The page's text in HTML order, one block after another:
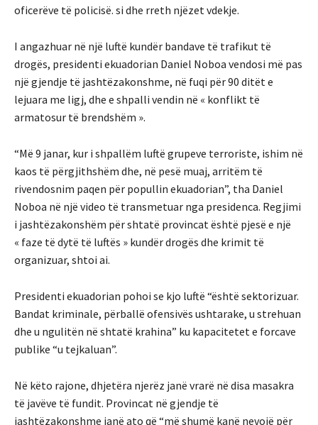
oficerëve të policisë. si dhe rreth njëzet vdekje.
I angazhuar në një luftë kundër bandave të trafikut të
drogës, presidenti ekuadorian Daniel Noboa vendosi më pas
një gjendje të jashtëzakonshme, në fuqi për 90 ditët e
lejuara me ligj, dhe e shpalli vendin në « konflikt të
armatosur të brendshëm ».
“Më 9 janar, kur i shpallëm luftë grupeve terroriste, ishim në
kaos të përgjithshëm dhe, në pesë muaj, arritëm të
rivendosnim paqen për popullin ekuadorian”, tha Daniel
Noboa në një video të transmetuar nga presidenca. Regjimi
i jashtëzakonshëm për shtatë provincat është pjesë e një
« faze të dytë të luftës » kundër drogës dhe krimit të
organizuar, shtoi ai.
Presidenti ekuadorian pohoi se kjo luftë “është sektorizuar.
Bandat kriminale, përballë ofensivës ushtarake, u strehuan
dhe u ngulitën në shtatë krahina” ku kapacitetet e forcave
publike “u tejkaluan”.
Në këto rajone, dhjetëra njerëz janë vrarë në disa masakra
të javëve të fundit. Provincat në gjendje të
jashtëzakonshme janë ato që “më shumë kanë nevojë për